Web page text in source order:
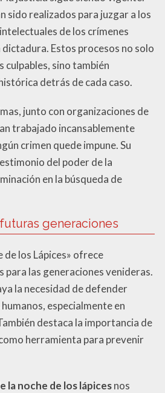
sido realizados para juzgar a los
de los crímenes
Estos procesos no solo
culpables, sino también
detrás de cada caso.
junto con organizaciones de
trabajado incansablemente
crimen quede impune. Su
del poder de la
en la búsqueda de
generaciones
de los Lápices» ofrece
para las generaciones venideras.
la necesidad de defender
especialmente en
destaca la importancia de
herramienta para prevenir
la noche de los lápicesnos